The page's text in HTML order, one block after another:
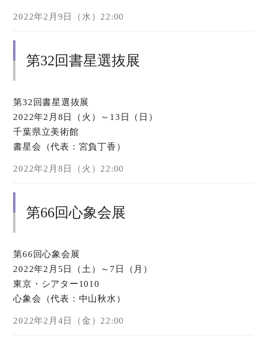
2022年2月9日（水）22:00
第32回書星選抜展
第32回書星選抜展
2022年2月8日（火）～13日（日）
千葉県立美術館
書星会（代表：宮負丁香）
2022年2月8日（火）22:00
第66回心象会展
第66回心象会展
2022年2月5日（土）～7日（月）
東京・シアター1010
心象会（代表：中山秋水）
2022年2月4日（金）22:00